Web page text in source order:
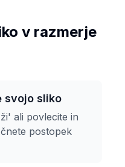
v razmerje
svojo sliko
ali povlecite in
postopek